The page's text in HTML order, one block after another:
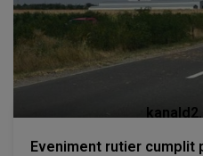
Eveniment rutier cumplit